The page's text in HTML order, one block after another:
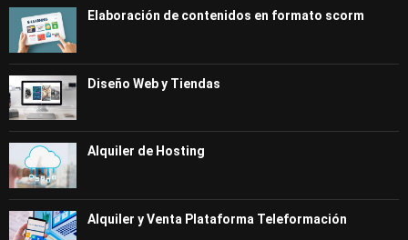
Elaboración de contenidos en formato scorm
Diseño Web y Tiendas
Alquiler de Hosting
Alquiler y Venta Plataforma Teleformación